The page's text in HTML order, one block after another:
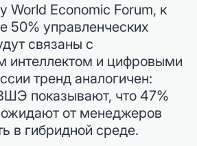
World Economic Forum, к
50% управленческих
связаны с
интеллектом и цифровыми
тренд аналогичен:
показывают, что 47%
ожидают от менеджеров
в гибридной среде.